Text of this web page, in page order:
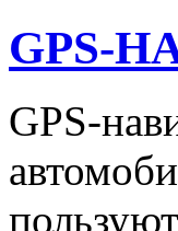
GPS-
GPS-